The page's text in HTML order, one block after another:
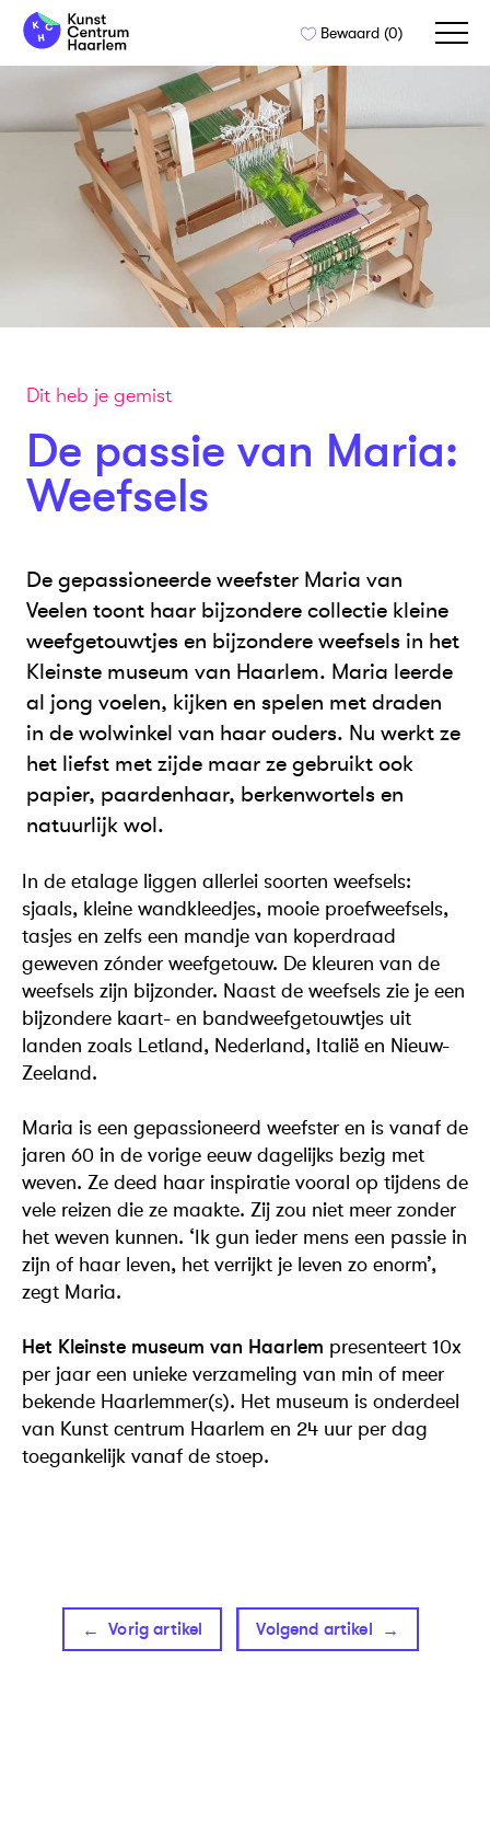
Naar
springen
Bewaard (0)
Dit heb je gemist
De passie van Maria:
Weefsels
De gepassioneerde weefster Maria van
Veelen toont haar bijzondere collectie kleine
weefgetouwtjes en bijzondere weefsels in het
Kleinste museum van Haarlem. Maria leerde
al jong voelen, kijken en spelen met draden
in de wolwinkel van haar ouders. Nu werkt ze
het liefst met zijde maar ze gebruikt ook
papier, paardenhaar, berkenwortels en
natuurlijk wol.
In de etalage liggen allerlei soorten weefsels:
sjaals, kleine wandkleedjes, mooie proefweefsels,
tasjes en zelfs een mandje van koperdraad
geweven zónder weefgetouw. De kleuren van de
weefsels zijn bijzonder. Naast de weefsels zie je een
bijzondere kaart- en bandweefgetouwtjes uit
landen zoals Letland, Nederland, Italië en Nieuw-
Zeeland.
Maria is een gepassioneerd weefster en is vanaf de
jaren 60 in de vorige eeuw dagelijks bezig met
weven. Ze deed haar inspiratie vooral op tijdens de
vele reizen die ze maakte. Zij zou niet meer zonder
het weven kunnen. ‘Ik gun ieder mens een passie in
zijn of haar leven, het verrijkt je leven zo enorm’,
zegt Maria.
Het Kleinste museum van Haarlem presenteert 10x
per jaar een unieke verzameling van min of meer
bekende Haarlemmer(s). Het museum is onderdeel
van Kunst centrum Haarlem en 24 uur per dag
toegankelijk vanaf de stoep.
Vorig artikel Volgend artikel